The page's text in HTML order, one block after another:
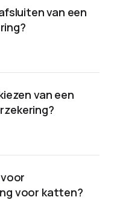
van een
van een
voor katten?